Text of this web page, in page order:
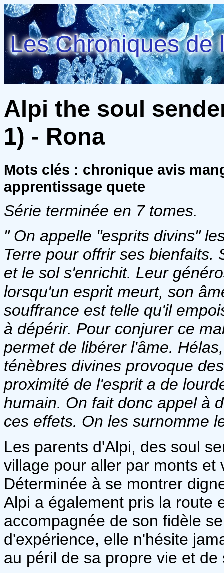
Les Chroniques de
Alpi the soul
1) - Rona
Mots clés : chronique avis
apprentissage quete
Série terminée en 7 tomes.
" On appelle "esprits divins"
Terre pour offrir ses bienfaits.
et le sol s'enrichit. Leur
lorsqu'un esprit meurt, son
souffrance est telle qu'il
à dépérir. Pour conjurer ce
permet de libérer l'âme.
ténèbres divines provoque
proximité de l'esprit a de
humain. On fait donc appel à
ces effets. On les surnomme
Les parents d'Alpi, des soul
village pour aller par monts
Déterminée à se montrer
Alpi a également pris la route
accompagnée de son fidèle
d'expérience, elle n'hésite
au péril de sa propre vie et de